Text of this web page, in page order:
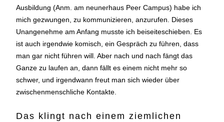
Ausbildung (Anm. am neunerhaus Peer Campus) habe ich
mich gezwungen, zu kommunizieren, anzurufen. Dieses
Unangenehme am Anfang musste ich beiseiteschieben. Es
ist auch irgendwie komisch, ein Gespräch zu führen, dass
man gar nicht führen will. Aber nach und nach fängt das
Ganze zu laufen an, dann fällt es einem nicht mehr so
schwer, und irgendwann freut man sich wieder über
zwischenmenschliche Kontakte.
Das klingt nach einem ziemlichen